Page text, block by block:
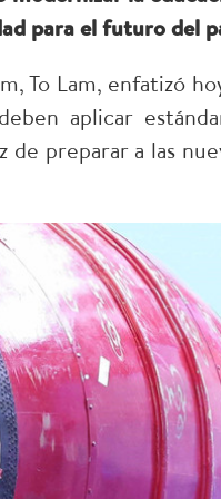
para el futuro del
To Lam, enfatizó
aplicar
de preparar a las